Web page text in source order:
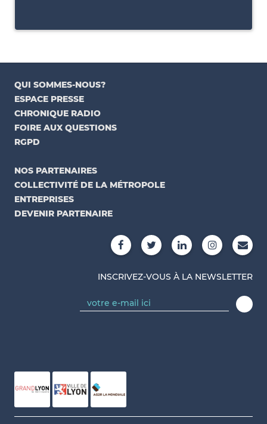
QUI SOMMES-NOUS?
ESPACE PRESSE
CHRONIQUE RADIO
FOIRE AUX QUESTIONS
RGPD
NOS PARTENAIRES
COLLECTIVITÉ DE LA MÉTROPOLE
ENTREPRISES
DEVENIR PARTENAIRE
INSCRIVEZ-VOUS À LA NEWSLETTER